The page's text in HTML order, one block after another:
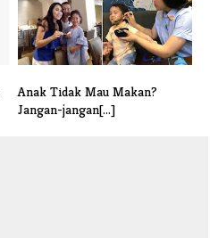
Anak Tidak Mau Makan?
Jangan-jangan[...]